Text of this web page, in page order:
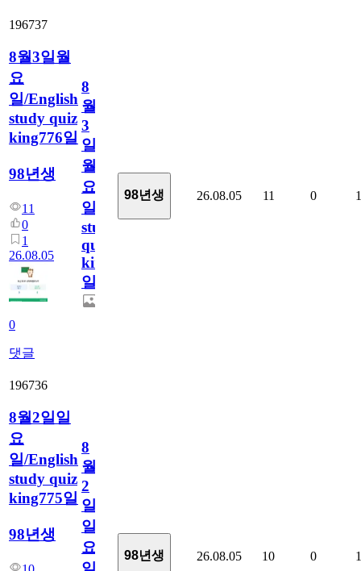
196737
8월3일월
요
일/English
study quiz
king776일
98년생
11
0
1
26.08.05
0
댓글
8
월
3
일
월
요
일/English
study
quiz
king776
일
98년생 26.08.05 11 0 1
196736
8월2일일
요
일/English
study quiz
king775일
98년생
8
월
2
일
일
요
98년생 26.08.05 10 0 1